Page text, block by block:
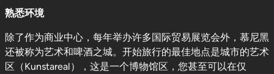
熟悉环境
除了作为商业中心，每年举办许多国际贸易展览会外，慕尼黑
还被称为艺术和啤酒之城。开始旅行的最佳地点是城市的艺术
区（Kunstareal），这是一个博物馆区，您甚至可以在仅